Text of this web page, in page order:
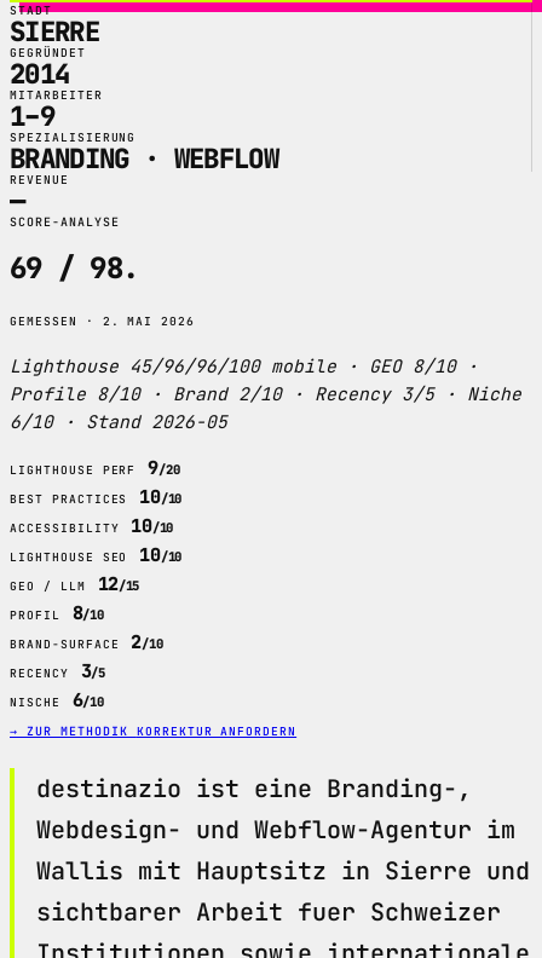
STADT
SIERRE
GEGRÜNDET
2014
MITARBEITER
1–9
SPEZIALISIERUNG
BRANDING · WEBFLOW
REVENUE
—
SCORE-ANALYSE
69 / 98.
GEMESSEN · 2. MAI 2026
Lighthouse 45/96/96/100 mobile · GEO 8/10 ·
Profile 8/10 · Brand 2/10 · Recency 3/5 · Niche
6/10 · Stand 2026-05
LIGHTHOUSE PERF 9/20
BEST PRACTICES 10/10
ACCESSIBILITY 10/10
LIGHTHOUSE SEO 10/10
GEO / LLM 12/15
PROFIL 8/10
BRAND-SURFACE 2/10
RECENCY 3/5
NISCHE 6/10
→ ZUR METHODIK KORREKTUR ANFORDERN
destinazio ist eine Branding-,
Webdesign- und Webflow-Agentur im
Wallis mit Hauptsitz in Sierre und
sichtbarer Arbeit fuer Schweizer